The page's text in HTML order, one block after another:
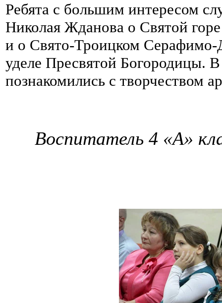
Ребята с большим интересом
Николая Жданова о Святой
и о Свято-Троицком Серафимо-
уделе Пресвятой Богородицы.
познакомились с творчеством
Воспитатель 4 «А»